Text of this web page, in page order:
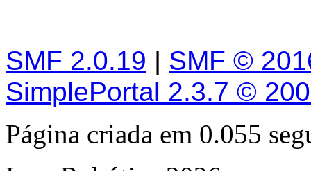
SMF 2.0.19 | SMF ©
SimplePortal 2.3.7 ©
Página criada em 0.055